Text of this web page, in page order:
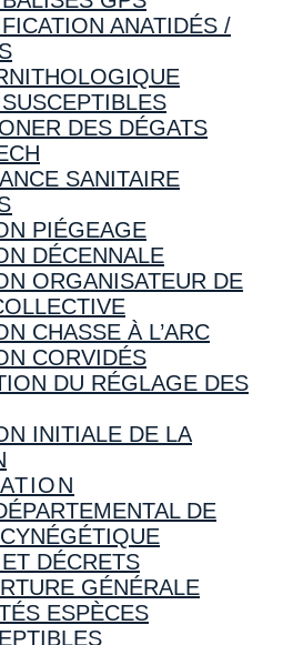
ANATIDÉS /
DES DÉGATS
SANITAIRE
PIÉGEAGE
DÉCENNALE
ORGANISATEUR DE
CHASSE À L’ARC
CORVIDÉS
DU RÉGLAGE DES
INITIALE DE LA
DE
DÉCRETS
GÉNÉRALE
ESPÈCES